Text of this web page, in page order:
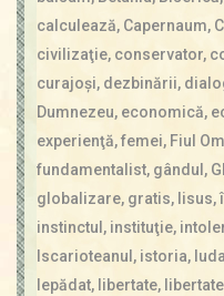
calculează, Capernaum,
civilizaţie, conservator,
curajoşi, dezbinării,
Dumnezeu, economică,
experienţă,femei, Fiul
fundamentalist, gândul,
globalizare, gratis, Iisus,
instinctul, instituţie,
Iscarioteanul, istoria, Iuda
lepădat, libertate,